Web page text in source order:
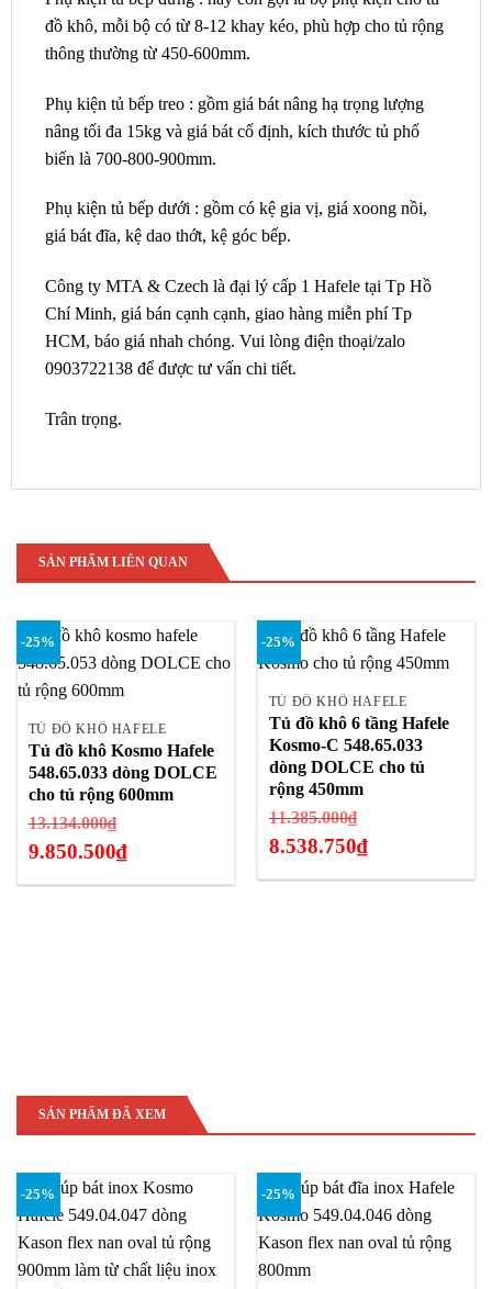
đồ khô, mỗi bộ có từ 8-12 khay kéo, phù hợp cho tủ rộng
thông thường từ 450-600mm.
Phụ kiện tủ bếp treo : gồm giá bát nâng hạ trọng lượng
nâng tối đa 15kg và giá bát cố định, kích thước tủ phổ
biến là 700-800-900mm.
Phụ kiện tủ bếp dưới : gồm có kệ gia vị, giá xoong nồi,
giá bát đĩa, kệ dao thớt, kệ góc bếp.
Công ty MTA & Czech là đại lý cấp 1 Hafele tại Tp Hồ
Chí Minh, giá bán cạnh cạnh, giao hàng miễn phí Tp
HCM, báo giá nhah chóng. Vui lòng điện thoại/zalo
0903722138 để được tư vấn chi tiết.
Trân trọng.
SẢN PHẨM LIÊN QUAN
-25%
TỦ ĐỒ KHÔ HAFELE
Tủ đồ khô Kosmo Hafele
548.65.033 dòng DOLCE
cho tủ rộng 600mm
13.134.000₫
gốc
9.850.500₫
-25%
TỦ ĐỒ KHÔ HAFELE
Tủ đồ khô 6 tầng Hafele
Kosmo-C 548.65.033
dòng DOLCE cho tủ
rộng 450mm
11.385.000₫
gốc
8.538.750₫
SẢN PHẨM ĐÃ XEM
-25% -25%